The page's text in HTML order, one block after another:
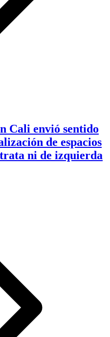
Cali envió sentido
de espacios
ni de izquierda